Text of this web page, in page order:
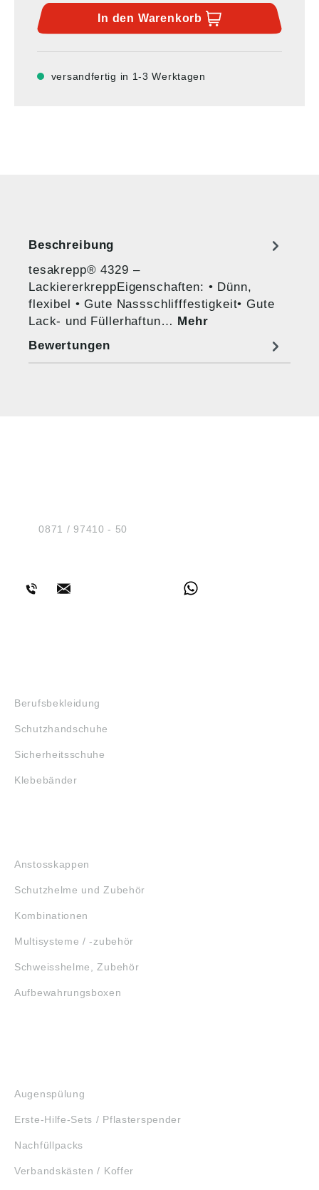
In den Warenkorb
versandfertig in 1-3 Werktagen
Beschreibung
tesakrepp® 4329 –
LackiererkreppEigenschaften: • Dünn,
flexibel • Gute Nassschlifffestigkeit• Gute
Lack- und Füllerhaftun… Mehr
Bewertungen
Tel.:0871 / 97410 - 50
Berufsbekleidung
Schutzhandschuhe
Sicherheitsschuhe
Klebebänder
Anstosskappen
Schutzhelme und Zubehör
Kombinationen
Multisysteme / -zubehör
Schweisshelme, Zubehör
Aufbewahrungsboxen
Augenspülung
Erste-Hilfe-Sets / Pflasterspender
Nachfüllpacks
Verbandskästen / Koffer